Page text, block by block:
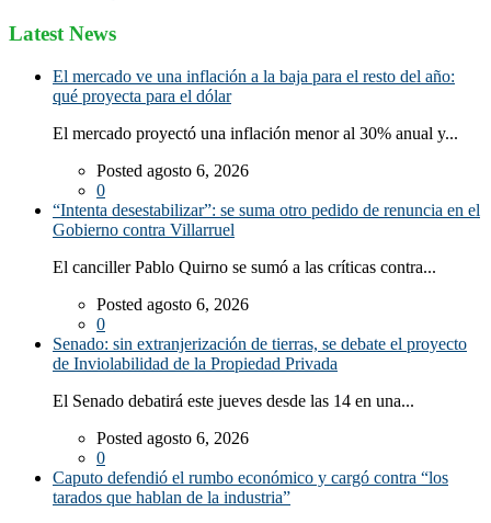
Latest News
El mercado ve una inflación a la baja para el resto del año:
qué proyecta para el dólar
El mercado proyectó una inflación menor al 30% anual y...
Posted agosto 6, 2026
0
“Intenta desestabilizar”: se suma otro pedido de renuncia en el
Gobierno contra Villarruel
El canciller Pablo Quirno se sumó a las críticas contra...
Posted agosto 6, 2026
0
Senado: sin extranjerización de tierras, se debate el proyecto
de Inviolabilidad de la Propiedad Privada
El Senado debatirá este jueves desde las 14 en una...
Posted agosto 6, 2026
0
Caputo defendió el rumbo económico y cargó contra “los
tarados que hablan de la industria”